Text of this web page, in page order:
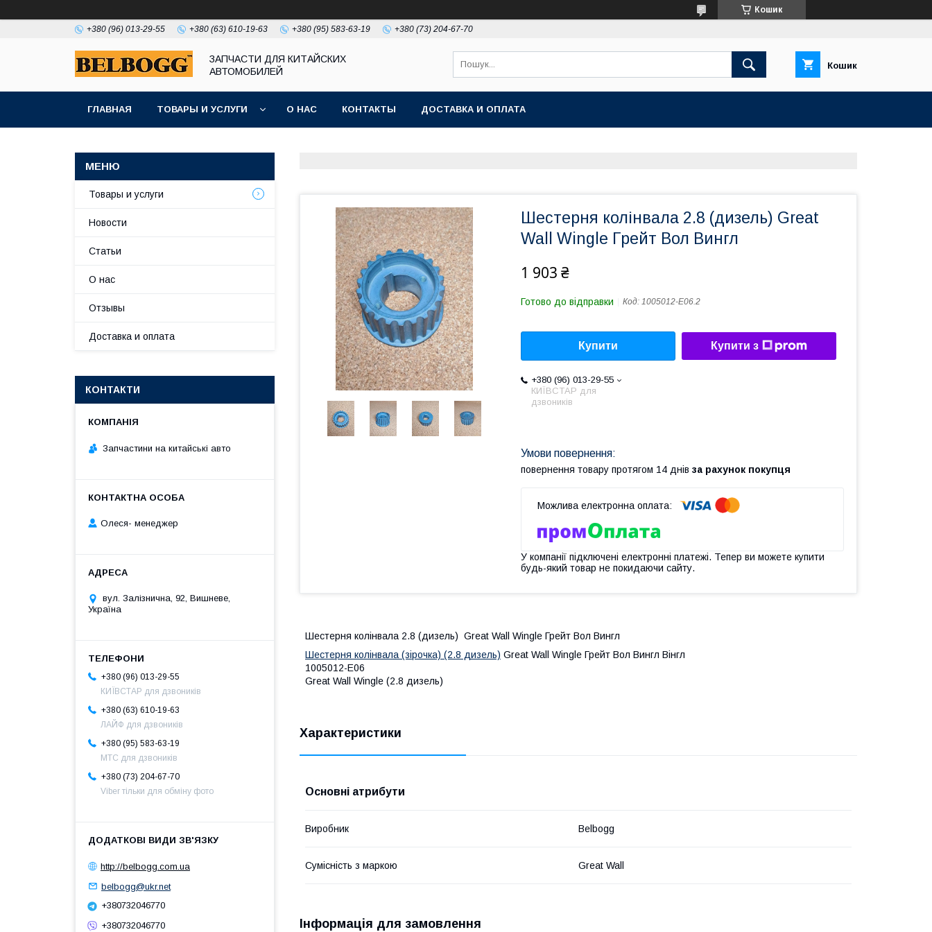
Кошик
+380 (96) 013-29-55 +380 (63) 610-19-63 +380 (95) 583-63-19 +380 (73) 204-67-70
ЗАПЧАСТИ ДЛЯ КИТАЙСКИХ
АВТОМОБИЛЕЙ
Кошик
ГЛАВНАЯ ТОВАРЫ И УСЛУГИ О НАС КОНТАКТЫ ДОСТАВКА И ОПЛАТА
Шестерня колінвала 2.8 (дизель) Great
Wall Wingle Грейт Вол Вингл
1 903 ₴
Готово до відправки Код: 1005012-E06.2
Купити Купити з
+380 (96) 013-29-55
КИЇВСТАР для
дзвоників
повернення товару протягом 14 днів за рахунок покупця
У компанії підключені електронні платежі. Тепер ви можете купити
будь-який товар не покидаючи сайту.
Шестерня колінвала 2.8 (дизель) Great Wall Wingle Грейт Вол Вингл
Шестерня колінвала (зірочка) (2.8 дизель) Great Wall Wingle Грейт Вол Вингл Вінгл
1005012-E06
Great Wall Wingle (2.8 дизель)
Характеристики
Основні атрибути
Виробник Belbogg
Сумісність з маркою Great Wall
Інформація для замовлення
Товары и услуги
Новости
Статьи
О нас
Отзывы
Доставка и оплата
КОНТАКТИ
Запчастини на китайські авто
Олеся- менеджер
вул. Залізнична, 92, Вишневе,
Україна
+380 (96) 013-29-55
КИЇВСТАР для дзвоників
+380 (63) 610-19-63
ЛАЙФ для дзвоників
+380 (95) 583-63-19
МТС для дзвоників
+380 (73) 204-67-70
Viber тільки для обміну фото
http://belbogg.com.ua
belbogg@ukr.net
+380732046770
+380732046770